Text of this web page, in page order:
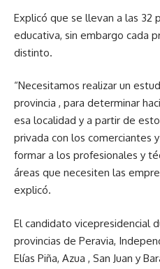
Explicó que se llevan a las 32
educativa, sin embargo cada
distinto.
“Necesitamos realizar un
provincia , para determinar
esa localidad y a partir de
privada con los comerciantes
formar a los profesionales y
áreas que necesiten las
explicó.
El candidato vicepresidencial
provincias de Peravia,
Elías Piña, Azua , San Juan y